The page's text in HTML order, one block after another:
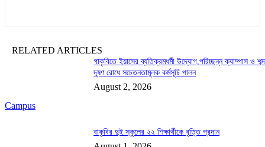
RELATED ARTICLES
Campus
গাকৃবিতে ইয়াসের ব্যতিক্রমধর্মী উদ্যোগ,পরিচ্ছন্ন ক্যাম্পাস ও শব্দ
দূষণ রোধে সচেতনতামূলক কর্মসূচি পালন
August 2, 2026
বাকৃবির দুই স্কুলের ২২ শিক্ষার্থীকে বৃত্তি প্রদান